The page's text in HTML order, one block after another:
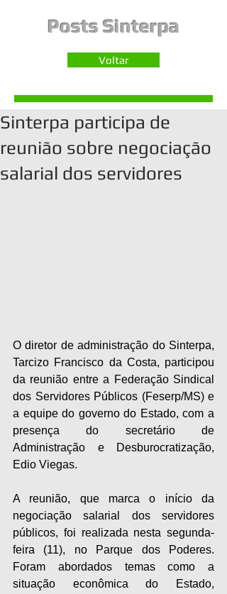
Posts Sinterpa
Voltar
Sinterpa participa de
reunião sobre negociação
salarial dos servidores
O diretor de administração do Sinterpa,
Tarcizo Francisco da Costa, participou
da reunião entre a Federação Sindical
dos Servidores Públicos (Feserp/MS) e
a equipe do governo do Estado, com a
presença do secretário de
Administração e Desburocratização,
Edio Viegas.
A reunião, que marca o início da
negociação salarial dos servidores
públicos, foi realizada nesta segunda-
feira (11), no Parque dos Poderes.
Foram abordados temas como a
situação econômica do Estado,